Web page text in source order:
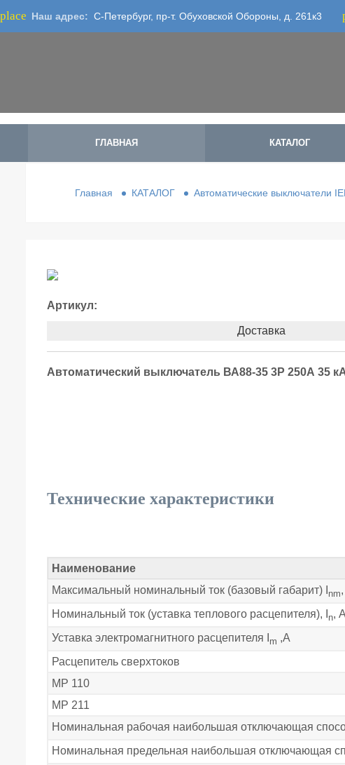
place Наш адрес: С-Петербург, пр-т. Обуховской Обороны, д. 261к3
ГЛАВНАЯ КАТАЛОГ
Главная КАТАЛОГ Автоматические выключатели
Артикул:
Доставка
Автоматический выключатель ВА88-35 3Р 250А 35
Технические характеристики
Наименование
Максимальный номинальный ток (базовый габарит) I nm
Номинальный ток (уставка теплового расцепителя), I
n, А
Уставка электромагнитного расцепителя I
m ,А
Расцепитель сверхтоков
МР 110
МР 211
Номинальная рабочая наибольшая отключающая
Номинальная предельная наибольшая отключающая